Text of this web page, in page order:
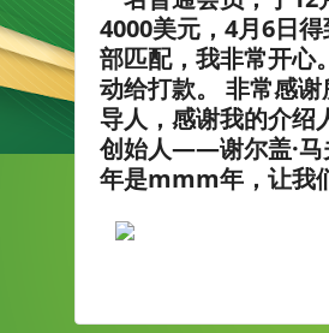
4000美元，4月6日
部匹配，我非常开心
动给打款。 非常感
导人，感谢我的介
创始人——谢尔盖·马
年是mmm年，让我